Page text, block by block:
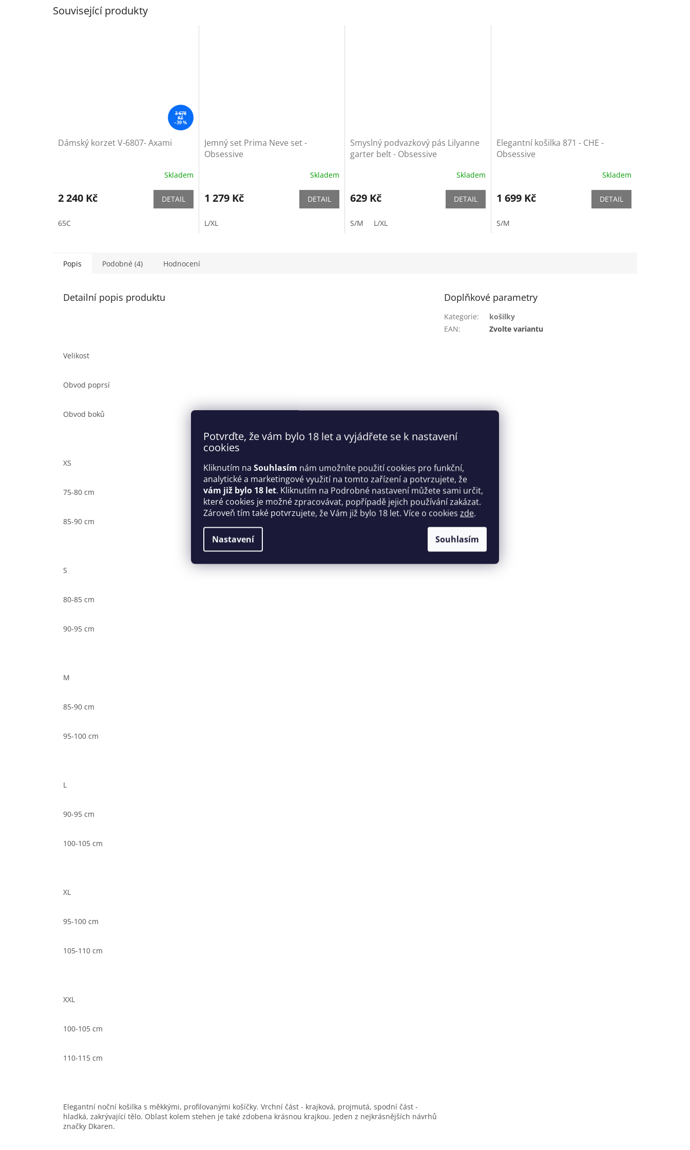
Potvrďte, že vám bylo 18 let a vyjádřete se k nastavení
cookies
Kliknutím na Souhlasím nám umožníte použití cookies pro funkční,
analytické a marketingové využití na tomto zařízení a potvrzujete, že
vám již bylo 18 let. Kliknutím na Podrobné nastavení můžete sami určit,
které cookies je možné zpracovávat, popřípadě jejich používání zakázat.
Zároveň tím také potvrzujete, že Vám již bylo 18 let. Více o cookies zde.
Nastavení Souhlasím
Související produkty
3 678
Kč
–39 %
Dámský korzet V-6807- Axami
Skladem
2 240 Kč DETAIL
65C
Jemný set Prima Neve set -
Obsessive
Skladem
1 279 Kč DETAIL
L/XL
Smyslný podvazkový pás Lilyanne
garter belt - Obsessive
Skladem
629 Kč DETAIL
S/M L/XL
Elegantní košilka 871 - CHE -
Obsessive
Skladem
1 699 Kč DETAIL
S/M
Popis Podobné (4) Hodnocení
Detailní popis produktu
Velikost
Obvod poprsí
Obvod boků
XS
75-80 cm
85-90 cm
S
80-85 cm
90-95 cm
M
85-90 cm
95-100 cm
L
90-95 cm
100-105 cm
XL
95-100 cm
105-110 cm
XXL
100-105 cm
110-115 cm
Elegantní noční košilka s měkkými, profilovanými košíčky. Vrchní část - krajková, projmutá, spodní část -
hladká, zakrývající tělo. Oblast kolem stehen je také zdobena krásnou krajkou. Jeden z nejkrásnějších návrhů
značky Dkaren.
Doplňkové parametry
Kategorie:
košilky
EAN: Zvolte variantu